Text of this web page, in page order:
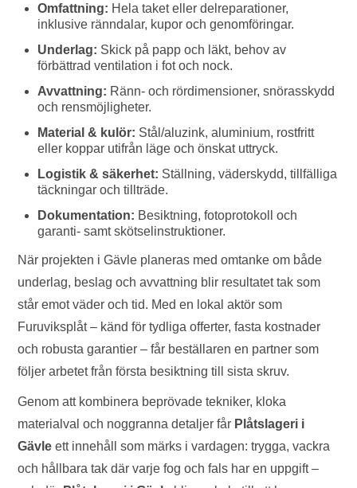
Omfattning: Hela taket eller delreparationer,
inklusive ränndalar, kupor och genomföringar.
Underlag: Skick på papp och läkt, behov av
förbättrad ventilation i fot och nock.
Avvattning: Ränn- och rördimensioner, snörasskydd
och rensmöjligheter.
Material & kulör: Stål/aluzink, aluminium, rostfritt
eller koppar utifrån läge och önskat uttryck.
Logistik & säkerhet: Ställning, väderskydd, tillfälliga
täckningar och tillträde.
Dokumentation: Besiktning, fotoprotokoll och
garanti- samt skötselinstruktioner.
När projekten i Gävle planeras med omtanke om både
underlag, beslag och avvattning blir resultatet tak som
står emot väder och tid. Med en lokal aktör som
Furuviksplåt – känd för tydliga offerter, fasta kostnader
och robusta garantier – får beställaren en partner som
följer arbetet från första besiktning till sista skruv.
Genom att kombinera beprövade tekniker, kloka
materialval och noggranna detaljer får Plåtslageri i
Gävle ett innehåll som märks i vardagen: trygga, vackra
och hållbara tak där varje fog och fals har en uppgift –